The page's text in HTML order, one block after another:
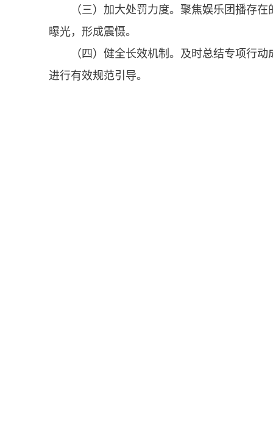
（三）加大处罚力度。聚焦娱乐团播存
曝光，形成震慑。
（四）健全长效机制。及时总结专项行
进行有效规范引导。